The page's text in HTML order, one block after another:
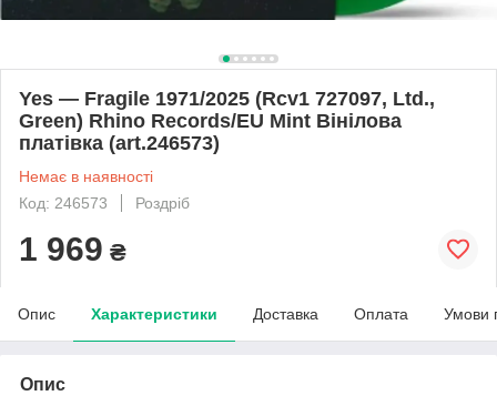
Yes — Fragile 1971/2025 (Rcv1 727097, Ltd.,
Green) Rhino Records/EU Mint Вінілова
платівка (art.246573)
Немає в наявності
Код: 246573
Роздріб
1 969 ₴
Опис Характеристики Доставка Оплата Умови
Опис